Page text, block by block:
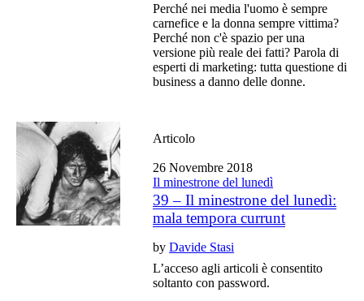
Perché nei media l'uomo è sempre
carnefice e la donna sempre vittima?
Perché non c'è spazio per una
versione più reale dei fatti? Parola di
esperti di marketing: tutta questione di
business a danno delle donne.
Articolo
26 Novembre 2018
Il minestrone del lunedì
39 – Il minestrone del lunedì:
mala tempora currunt
byDavide Stasi
L’acceso agli articoli è consentito
soltanto con password.